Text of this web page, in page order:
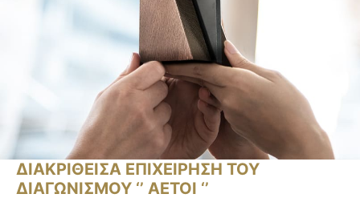
ΔΙΑΚΡΙΘΕΙΣΑ ΕΠΙΧΕΙΡΗΣΗ ΤΟΥ
ΔΙΑΓΩΝΙΣΜΟΥ ‘’ ΑΕΤΟΙ ‘’